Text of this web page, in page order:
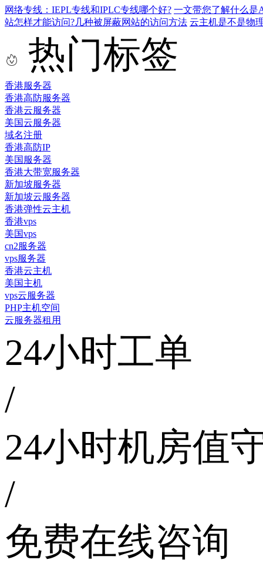
网络专线：IEPL专线和IPLC专线哪个好? 一文带您了解什么是
站怎样才能访问?几种被屏蔽网站的访问方法 云主机是不是物
热门标签
香港服务器
香港高防服务器
香港云服务器
美国云服务器
域名注册
香港高防IP
美国服务器
香港大带宽服务器
新加坡服务器
新加坡云服务器
香港弹性云主机
香港vps
美国vps
cn2服务器
vps服务器
香港云主机
美国主机
vps云服务器
PHP主机空间
云服务器租用
24小时工单
/
24小时机房值
/
免费在线咨询